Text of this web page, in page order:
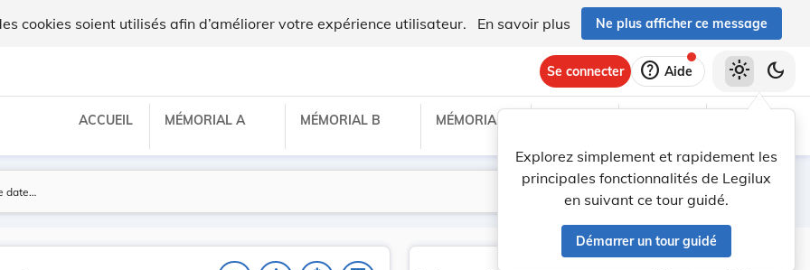
cookies soient utilisés afin d’améliorer votre expérience utilisateur. En savoir plus Ne plus afficher ce message
Se connecter help Aide
Explorez simplement et rapidement les
principales fonctionnalités de Legilux
en suivant ce tour guidé.
Démarrer un tour guidé
light_mode dark_mode
ACCUEIL MÉMORIAL A MÉMORIAL B MÉMORIAL C
Lancer la recherche
Filtres